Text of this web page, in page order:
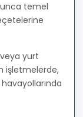
temel
yurt
işletmelerde,